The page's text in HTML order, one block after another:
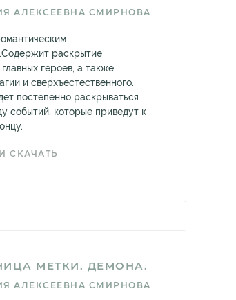
АЛЕКСЕЕВНА СМИРНОВА
раскрытие
героев, а также
и сверхъестественного.
постепенно раскрываться
событий, которые приведут к
СКАЧАТЬ
МЕТКИ. ДЕМОНА.
АЛЕКСЕЕВНА СМИРНОВА